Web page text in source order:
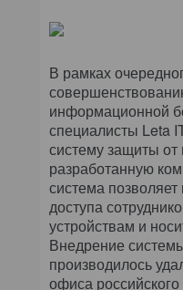
В рамках
информационной
специалисты Leta
систему защиты от
разработанную
система
доступа
устройствам и
Внедрение
производилось
офиса